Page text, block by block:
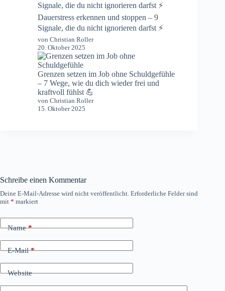
Dauerstress erkennen und stoppen – 9
Signale, die du nicht ignorieren darfst ⚡️
von Christian Roller
20. Oktober 2025
Grenzen setzen im Job ohne Schuldgefühle
– 7 Wege, wie du dich wieder frei und
kraftvoll fühlst 💪
von Christian Roller
15. Oktober 2025
Schreibe einen Kommentar
Deine E-Mail-Adresse wird nicht veröffentlicht. Erforderliche Felder sind
mit * markiert
Name*
E-Mail*
Website